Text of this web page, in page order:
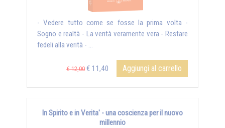
- Vedere tutto come se fosse la prima volta -
Sogno e realtà - La verità veramente vera - Restare
fedeli alla verità - ...
€ 12,00 € 11,40 Aggiungi al carrello
In Spirito e in Verita' - una coscienza per il nuovo
millennio